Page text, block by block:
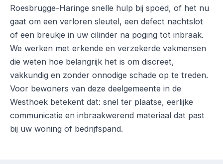
Roesbrugge-Haringe snelle hulp bij spoed, of het nu
gaat om een verloren sleutel, een defect nachtslot
of een breukje in uw cilinder na poging tot inbraak.
We werken met erkende en verzekerde vakmensen
die weten hoe belangrijk het is om discreet,
vakkundig en zonder onnodige schade op te treden.
Voor bewoners van deze deelgemeente in de
Westhoek betekent dat: snel ter plaatse, eerlijke
communicatie en inbraakwerend materiaal dat past
bij uw woning of bedrijfspand.